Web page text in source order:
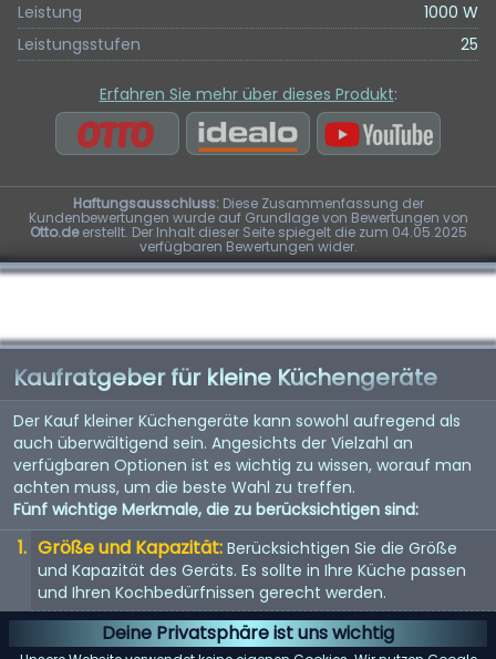
Deine Privatsphäre ist uns wichtig
Leistung
1000 W
Leistungsstufen
25
Erfahren Sie mehr über dieses Produkt:
Haftungsausschluss:Diese Zusammenfassung der
Kundenbewertungen wurde auf Grundlage von Bewertungen von
Otto.deerstellt. Der Inhalt dieser Seite spiegelt die zum 04.05.2025
verfügbaren Bewertungen wider.
Kaufratgeber für kleine Küchengeräte
Der Kauf kleiner Küchengeräte kann sowohl aufregend als
auch überwältigend sein. Angesichts der Vielzahl an
verfügbaren Optionen ist es wichtig zu wissen, worauf man
achten muss, um die beste Wahl zu treffen.
Fünf wichtige Merkmale, die zu berücksichtigen sind:
Größe und Kapazität: Berücksichtigen Sie die Größe
und Kapazität des Geräts. Es sollte in Ihre Küche passen
und Ihren Kochbedürfnissen gerecht werden.
Energieeffizienz: Energieeffiziente Geräte sparen nicht
nur Geld bei der Stromrechnung, sondern sind auch